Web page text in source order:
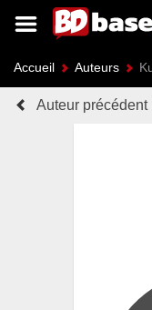
Accueil Auteurs
Auteur précédent